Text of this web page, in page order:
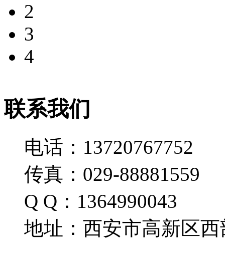
2
3
4
联系我们
电话：13720767752
传真：029-88881559
Q Q：1364990043
地址：西安市高新区西